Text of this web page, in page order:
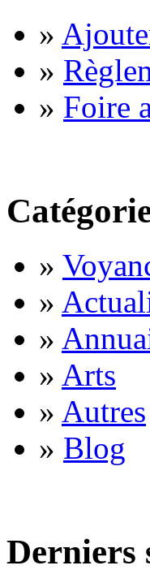
»
»
» Foire
»
»
»
» Arts
» Autres
» Blog
Derniers